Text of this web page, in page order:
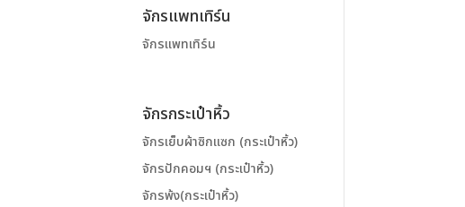
จักรแพทเทิร์น
จักรแพทเทิร์น
จักรกระเป๋าหิ้ว
จักรเย็บผ้าซิกแซก (กระเป๋าหิ้ว)
จักรปักคอมฯ (กระเป๋าหิ้ว)
จักรพ้ง(กระเป๋าหิ้ว)